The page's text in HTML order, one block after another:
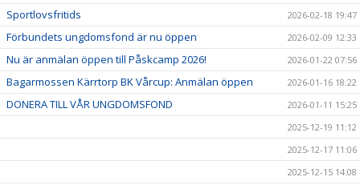
Sportlovsfritids 2026-02-18 19:47
Förbundets ungdomsfond är nu öppen 2026-02-09 12:33
Nu är anmälan öppen till Påskcamp 2026! 2026-01-22 07:56
Bagarmossen Kärrtorp BK Vårcup: Anmälan öppen 2026-01-16 18:22
DONERA TILL VÅR UNGDOMSFOND
2026-01-11 15:25
2025-12-19 11:12
2025-12-17 11:06
2025-12-15 14:08